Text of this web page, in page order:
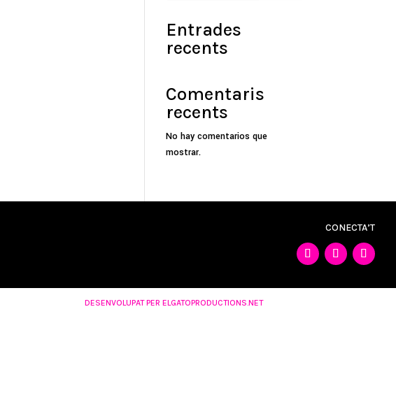
Entrades
recents
Comentaris
recents
No hay comentarios que
mostrar.
CONECTA’T
DESENVOLUPAT PER ELGATOPRODUCTIONS.NET